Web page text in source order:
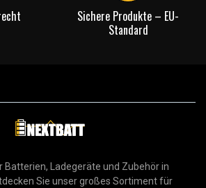
Sichere Produkte – EU-
Standard
Batterien, Ladegeräte und Zubehör in
Sie unser großes Sortiment für